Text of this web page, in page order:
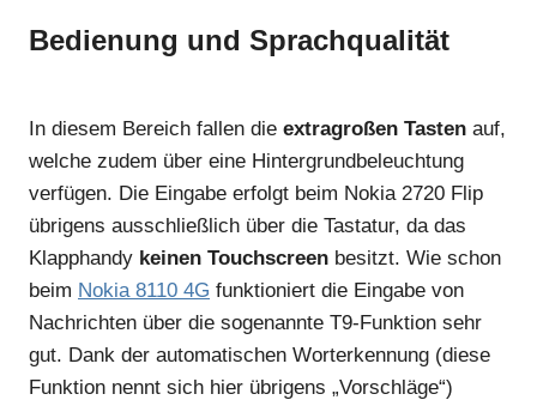
Bedienung und Sprachqualität
In diesem Bereich fallen die extragroßen Tasten auf,
welche zudem über eine Hintergrundbeleuchtung
verfügen. Die Eingabe erfolgt beim Nokia 2720 Flip
übrigens ausschließlich über die Tastatur, da das
Klapphandy keinen Touchscreen besitzt. Wie schon
beim Nokia 8110 4G funktioniert die Eingabe von
Nachrichten über die sogenannte T9-Funktion sehr
gut. Dank der automatischen Worterkennung (diese
Funktion nennt sich hier übrigens „Vorschläge“)